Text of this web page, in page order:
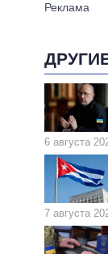
6 августа
7 августа